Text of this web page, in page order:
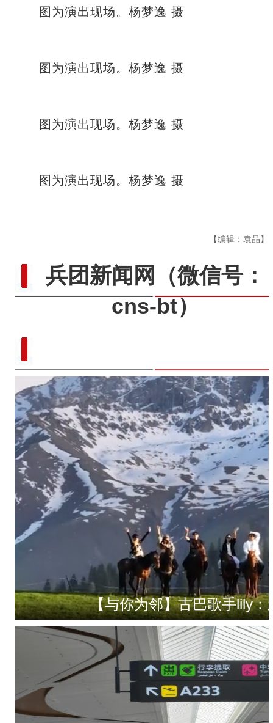
图为演出现场。杨梦逸 摄
图为演出现场。杨梦逸 摄
图为演出现场。杨梦逸 摄
图为演出现场。杨梦逸 摄
【编辑：袁晶】
兵团新闻网
（微信号：
cns-bt）
【与你为邻】古巴歌手lily